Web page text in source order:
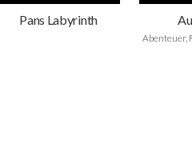
Pans Labyrinth
Abenteuer,